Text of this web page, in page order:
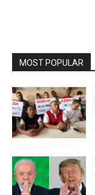
MOST POPULAR